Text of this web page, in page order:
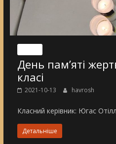
День пам’яті
класі
2021-10-13 havrosh
Класний керівник: Югас
Детальніше